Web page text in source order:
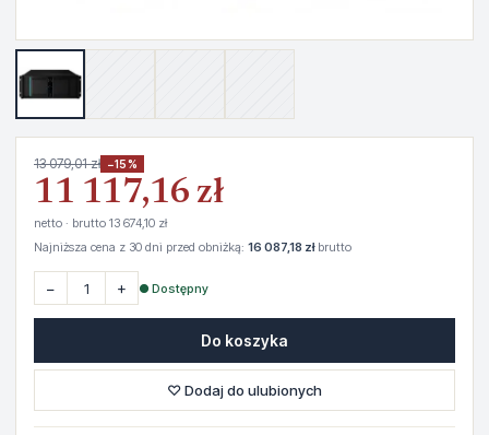
13 079,01 zł −15%
11 117,16 zł
netto · brutto 13 674,10 zł
Najniższa cena z 30 dni przed obniżką: 16 087,18 złbrutto
− + ● Dostępny
Do koszyka
♡ Dodaj do ulubionych